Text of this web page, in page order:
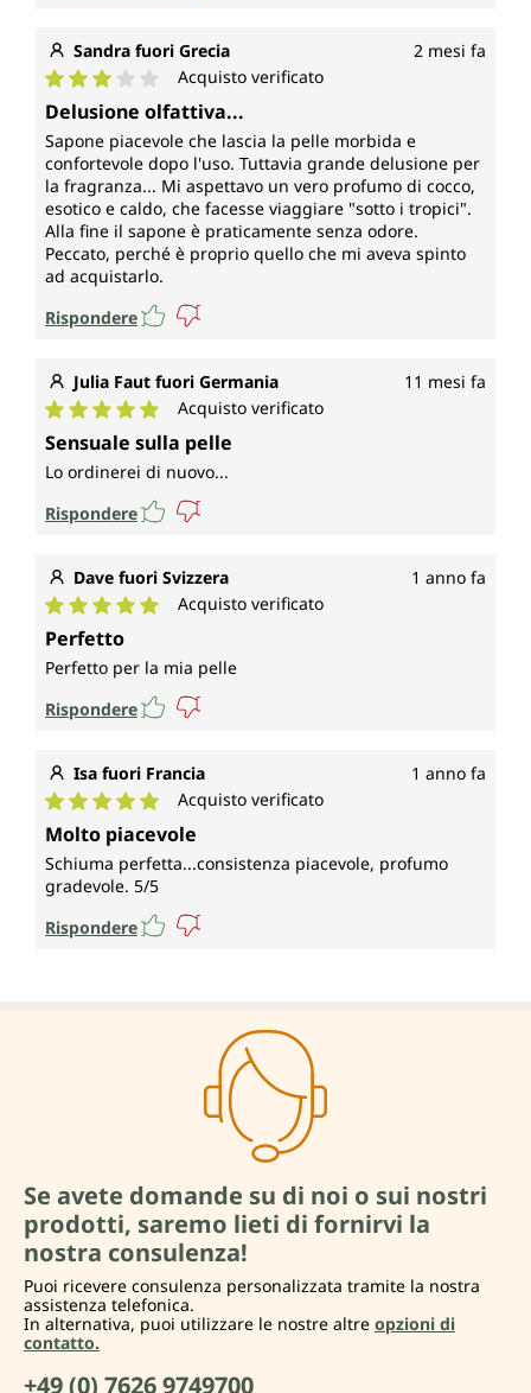
Sandra fuori Grecia 2 mesi fa
Valutazione media di 3 su 5 stelle
Acquisto verificato
Delusione olfattiva...
Sapone piacevole che lascia la pelle morbida e
confortevole dopo l'uso. Tuttavia grande delusione per
la fragranza... Mi aspettavo un vero profumo di cocco,
esotico e caldo, che facesse viaggiare "sotto i tropici".
Alla fine il sapone è praticamente senza odore.
Peccato, perché è proprio quello che mi aveva spinto
ad acquistarlo.
Rispondere
Julia Faut fuori Germania 11 mesi fa
Valutazione media di 5 su 5 stelle
Acquisto verificato
Sensuale sulla pelle
Lo ordinerei di nuovo...
Rispondere
Dave fuori Svizzera 1 anno fa
Valutazione media di 5 su 5 stelle
Acquisto verificato
Perfetto
Perfetto per la mia pelle
Rispondere
Isa fuori Francia 1 anno fa
Valutazione media di 5 su 5 stelle
Acquisto verificato
Molto piacevole
Schiuma perfetta...consistenza piacevole, profumo
gradevole. 5/5
Rispondere
Se avete domande su di noi o sui nostri
prodotti, saremo lieti di fornirvi la
nostra consulenza!
Puoi ricevere consulenza personalizzata tramite la nostra
assistenza telefonica.
In alternativa, puoi utilizzare le nostre altre opzioni di
contatto.
+49 (0) 7626 9749700